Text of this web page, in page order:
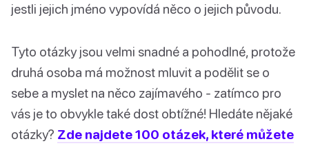
jestli jejich jméno vypovídá něco o jejich původu.
Tyto otázky jsou velmi snadné a pohodlné, protože
druhá osoba má možnost mluvit a podělit se o
sebe a myslet na něco zajímavého - zatímco pro
vás je to obvykle také dost obtížné! Hledáte nějaké
otázky? Zde najdete 100 otázek, které můžete